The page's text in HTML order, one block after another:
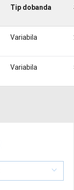
Tip dobanda
Variabila
Variabila